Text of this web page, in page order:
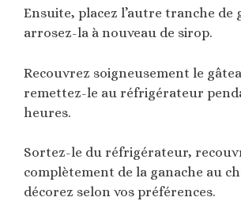
Ensuite, placez l’autre tranche de
arrosez-la à nouveau de sirop.
Recouvrez soigneusement le
remettez-le au réfrigérateur
heures.
Sortez-le du réfrigérateur,
complètement de la ganache au
décorez selon vos préférences.